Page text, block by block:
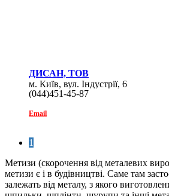
ДИСАН, ТОВ
м. Київ, вул. Індустрії, 6
(044)451-45-87
Email
1
Метизи (скорочення від металевих
метизи є і в будівництві. Саме там
залежать від металу, з якого